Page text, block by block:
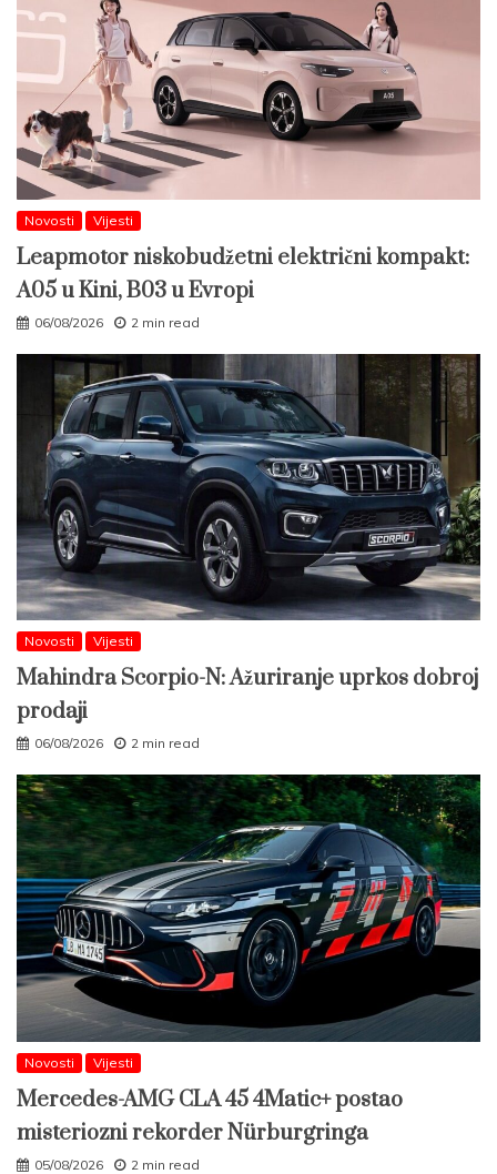
Novosti Vijesti
Leapmotor niskobudžetni električni kompakt:
A05 u Kini, B03 u Evropi
06/08/2026 2 min read
Novosti Vijesti
Mahindra Scorpio-N: Ažuriranje uprkos dobroj
prodaji
06/08/2026 2 min read
Novosti Vijesti
Mercedes-AMG CLA 45 4Matic+ postao
misteriozni rekorder Nürburgringa
05/08/2026 2 min read